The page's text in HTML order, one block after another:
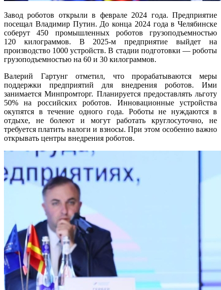
Завод роботов открыли в феврале 2024 года. Предприятие
посещал Владимир Путин. До конца 2024 года в Челябинске
соберут 450 промышленных роботов грузоподъемностью
120 килограммов. В 2025-м предприятие выйдет на
производство 1000 устройств. В стадии подготовки — роботы
грузоподъемностью на 60 и 30 килограммов.
Валерий Гартунг отметил, что прорабатываются меры
поддержки предприятий для внедрения роботов. Ими
занимается Минпромторг. Планируется предоставлять льготу
50% на российских роботов. Инновационные устройства
окупятся в течение одного года. Роботы не нуждаются в
отдыхе, не болеют и могут работать круглосуточно, не
требуется платить налоги и взносы. При этом особенно важно
открывать центры внедрения роботов.